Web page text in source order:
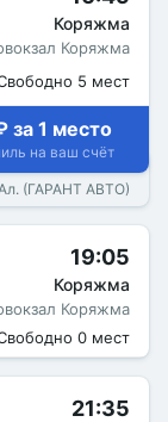
Коряжма
Коряжма
5 мест
за 1 место
на ваш счёт
(ГАРАНТ АВТО)
19:05
Коряжма
Коряжма
0 мест
21:35